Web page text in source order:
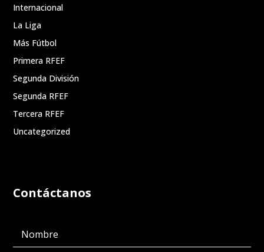
Internacional
La Liga
Más Fútbol
Primera RFEF
Segunda División
Segunda RFEF
Tercera RFEF
Uncategorized
Contáctanos